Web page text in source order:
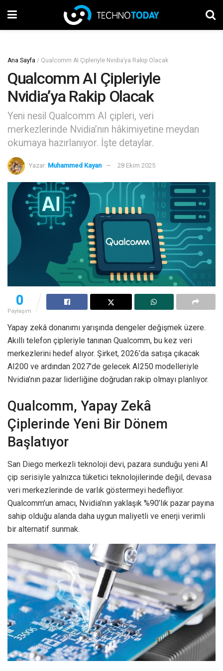
Ana Sayfa / Qualcomm AI Çipleriyle Nvidia’ya Rakip Olacak
Qualcomm AI Çipleriyle
Nvidia’ya Rakip Olacak
Yeni nesil Qualcomm AI çipleri, veri
merkezlerinde Nvidia’nın hâkimiyetine meydan
okumaya hazırlanıyor. İşte detaylar.
Yazar: Muhammed Kayan 28 Ekim 2025
0
Paylaşım
Yapay zekâ donanımı yarışında dengeler değişmek üzere.
Akıllı telefon çipleriyle tanınan Qualcomm, bu kez veri
merkezlerini hedef alıyor. Şirket, 2026’da satışa çıkacak
AI200 ve ardından 2027’de gelecek AI250 modelleriyle
Nvidia’nın pazar liderliğine doğrudan rakip olmayı planlıyor.
Qualcomm, Yapay Zekâ
Çiplerinde Yeni Bir Dönem
Başlatıyor
San Diego merkezli teknoloji devi, pazara sunduğu yeni AI
çip serisiyle yalnızca tüketici teknolojilerinde değil, devasa
veri merkezlerinde de varlık göstermeyi hedefliyor.
Qualcomm’un amacı, Nvidia’nın yaklaşık %90’lık pazar payına
sahip olduğu alanda daha uygun maliyetli ve enerji verimli
bir alternatif sunmak.